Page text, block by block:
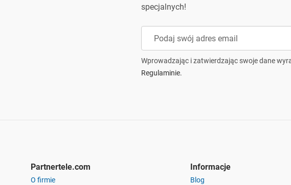
specjalnych!
Wprowadzając i zatwierdzając swoje dane
Regulaminie.
Partnertele.com
O firmie
Informacje
Blog